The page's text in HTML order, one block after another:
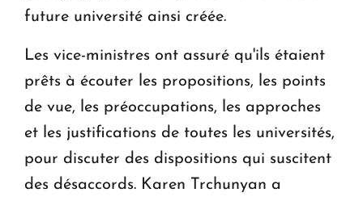
future université ainsi créée.
Les vice-ministres ont assuré qu'ils étaient
prêts à écouter les propositions, les points
de vue, les préoccupations, les approches
et les justifications de toutes les universités,
pour discuter des dispositions qui suscitent
des désaccords. Karen Trchunyan a